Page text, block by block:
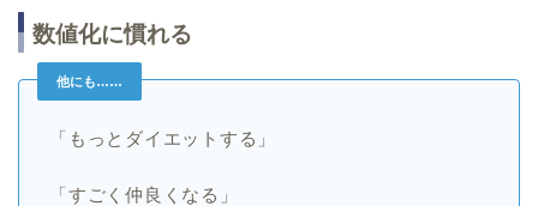
数値化に慣れる
他にも……
「もっとダイエットする」
「すごく仲良くなる」